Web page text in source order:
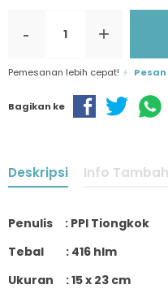
- +
Pemesanan lebih cepat!
Bagikan ke
Deskripsi Info
Penulis : PPI Tiongkok
Tebal : 416 hlm
Ukuran : 15 x 23 cm